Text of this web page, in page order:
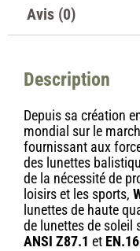
Avis (0)
Description
Depuis sa création
mondial sur le
fournissant aux
des lunettes
de la nécessité de
loisirs et les sports,
lunettes de haute
de lunettes de soleil
ANSI Z87.1 et